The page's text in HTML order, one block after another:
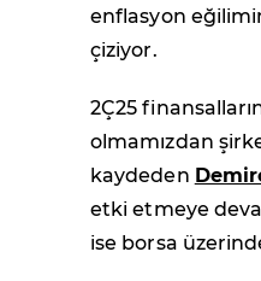
enflasyon
çiziyor.
2Ç25
olmamızdan
kaydeden
etki etmeye
ise borsa